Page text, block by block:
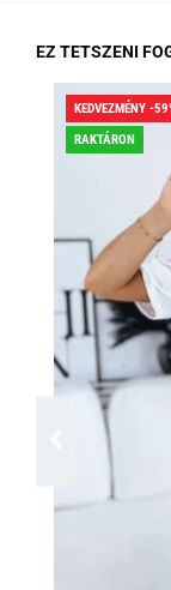
EZ TETSZENI
KEDVEZMÉNY -
RAKTÁRON